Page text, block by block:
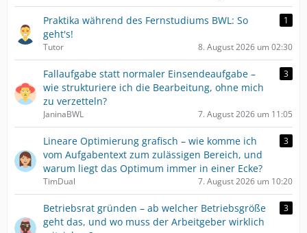
Praktika während des Fernstudiums BWL: So
geht's!
1
Tutor 8. August 2026 um 02:30
Fallaufgabe statt normaler Einsendeaufgabe –
wie strukturiere ich die Bearbeitung, ohne mich
zu verzetteln?
3
JaninaBWL 7. August 2026 um 11:05
Lineare Optimierung grafisch – wie komme ich
vom Aufgabentext zum zulässigen Bereich, und
warum liegt das Optimum immer in einer Ecke?
3
TimDual 7. August 2026 um 10:20
Betriebsrat gründen – ab welcher Betriebsgröße
geht das, und wo muss der Arbeitgeber wirklich
3